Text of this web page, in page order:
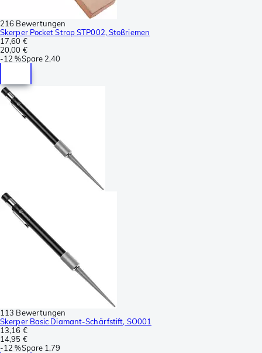
216 Bewertungen
Skerper Pocket Strop STP002, Stoßriemen
17,60 €
20,00 €
-12 %Spare 2,40
113 Bewertungen
Skerper Basic Diamant-Schärfstift, SO001
13,16 €
14,95 €
-12 %Spare 1,79